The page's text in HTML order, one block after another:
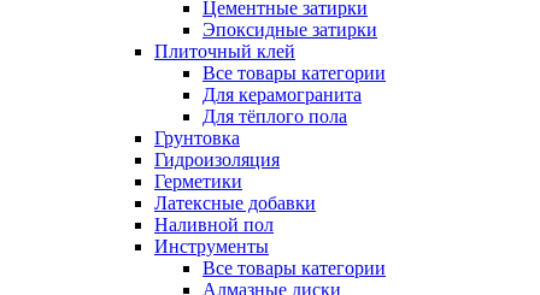
Цементные затирки
Эпоксидные затирки
Плиточный клей
Все товары категории
Для керамогранита
Для тёплого пола
Грунтовка
Гидроизоляция
Герметики
Латексные добавки
Наливной пол
Инструменты
Все товары категории
Алмазные диски